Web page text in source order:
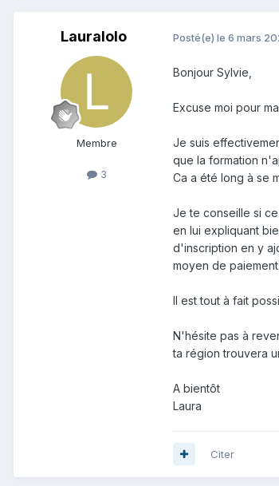
Lauralolo
Membre
3
Posté(e) le 6 mars
Bonjour Sylvie,
Excuse moi pour
Je suis
que la formation
Ca a été long à se
Je te conseille si
en lui expliquant
d'inscription en y
moyen de
Il est tout à fait
N'hésite pas à
ta région trouvera
A bientôt
Laura
Citer